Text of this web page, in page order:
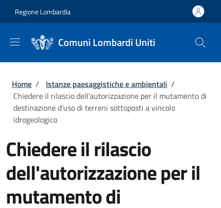
Regione Lombardia
Comuni Lombardi Uniti
Briciole di pane
Home / Istanze paesaggistiche e ambientali /
Chiedere il rilascio dell'autorizzazione per il mutamento di
destinazione d’uso di terreni sottoposti a vincolo
idrogeologico
Chiedere il rilascio
dell'autorizzazione per il
mutamento di